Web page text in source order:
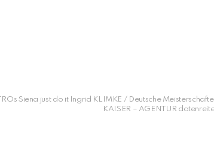
Siena just do it Ingrid KLIMKE / Deutsche
KAISER – AGENTUR